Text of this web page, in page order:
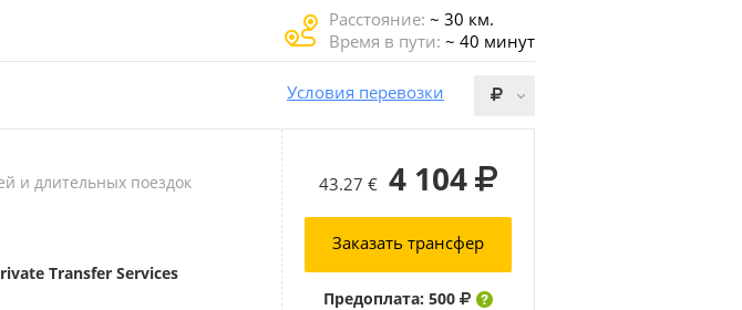
Расстояние: ~ 30 км.
Время в пути: ~ 40 минут
Условия перевозки
и длительных поездок
Transfer Services
43.27 € 4 104
Заказать трансфер
Предоплата: 500